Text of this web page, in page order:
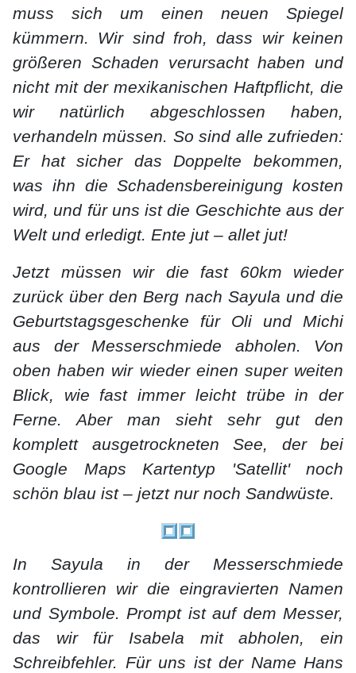
muss sich um einen neuen Spiegel
kümmern. Wir sind froh, dass wir keinen
größeren Schaden verursacht haben und
nicht mit der mexikanischen Haftpflicht, die
wir natürlich abgeschlossen haben,
verhandeln müssen. So sind alle zufrieden:
Er hat sicher das Doppelte bekommen,
was ihn die Schadensbereinigung kosten
wird, und für uns ist die Geschichte aus der
Welt und erledigt. Ente jut – allet jut!
Jetzt müssen wir die fast 60km wieder
zurück über den Berg nach Sayula und die
Geburtstagsgeschenke für Oli und Michi
aus der Messerschmiede abholen. Von
oben haben wir wieder einen super weiten
Blick, wie fast immer leicht trübe in der
Ferne. Aber man sieht sehr gut den
komplett ausgetrockneten See, der bei
Google Maps Kartentyp 'Satellit' noch
schön blau ist – jetzt nur noch Sandwüste.
In Sayula in der Messerschmiede
kontrollieren wir die eingravierten Namen
und Symbole. Prompt ist auf dem Messer,
das wir für Isabela mit abholen, ein
Schreibfehler. Für uns ist der Name Hans